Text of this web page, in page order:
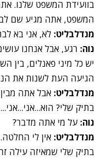
בוועידת המשפט שלנו.
המשפט, אתה מגיע שם
מנדלבליט: לא, אני בא
נוה: רגע, אבל אנחנו
יש כל מיני פאנלים, בין
הגיעה העת לשנות את
מנדלבליט: אבל אתה
בתיק שלי?
נוה: על מי אתה מדבר?
מנדלבליט: אין לי
בתיק שלי שמאיזה עילה